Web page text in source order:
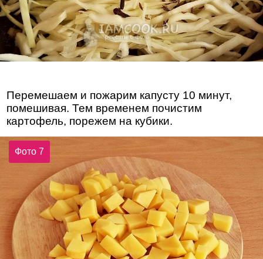
Перемешаем и пожарим капусту 10 минут,
помешивая. Тем временем почистим
картофель, порежем на кубики.
Фото 7